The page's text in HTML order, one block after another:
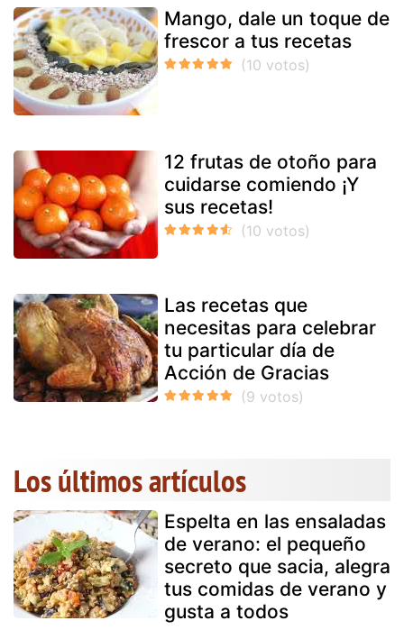
Mango, dale un toque de
frescor a tus recetas
12 frutas de otoño para
cuidarse comiendo ¡Y
sus recetas!
Las recetas que
necesitas para celebrar
tu particular día de
Acción de Gracias
Los últimos artículos
Espelta en las ensaladas
de verano: el pequeño
secreto que sacia, alegra
tus comidas de verano y
gusta a todos